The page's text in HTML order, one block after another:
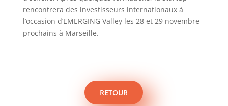
rencontrera des investisseurs internationaux à
l’occasion d’EMERGING Valley les 28 et 29 novembre
prochains à Marseille.
RETOUR